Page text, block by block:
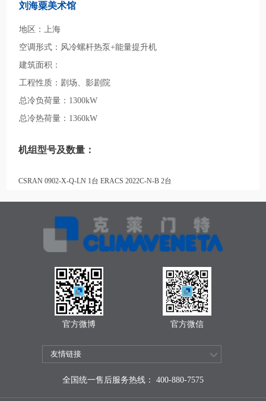
刘海粟美术馆
地区：上海
空调形式：风冷螺杆热泵+能量提升机
建筑面积：
工程性质：剧场、影剧院
总冷负荷量：1300kW
总冷热荷量：1360kW
机组型号及数量：
CSRAN 0902-X-Q-LN 1台 ERACS 2022C-N-B 2台
官方微博 官方微信
全国统一售后服务热线： 400-880-7575